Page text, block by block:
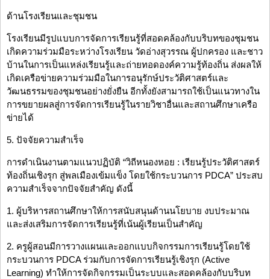
ด้านโรงเรียนและชุมชน
โรงเรียนมีรูปแบบการจัดการเรียนรู้ที่สอดคล้องกับบริบทของชุมชน
เกิดความร่วมมือระหว่างโรงเรียน วัดอ่างสุวรรณ ผู้ปกครอง และชาว
บ้านในการเป็นแหล่งเรียนรู้และถ่ายทอดองค์ความรู้ท้องถิ่น ส่งผลให้
เกิดเครือข่ายความร่วมมือในการอนุรักษ์ประวัติศาสตร์และ
วัฒนธรรมของชุมชนอย่างยั่งยืน อีกทั้งยังสามารถใช้เป็นแนวทางใน
การขยายผลสู่การจัดการเรียนรู้ในรายวิชาอื่นและสถานศึกษาเครือ
ข่ายได้
5. ปัจจัยความสำเร็จ
การดำเนินงานตามแนวปฏิบัติ “วิถีหนองหอย : เรียนรู้ประวัติศาสตร์
ท้องถิ่นเชิงรุก สู่พลเมืองเข้มแข็ง โดยใช้กระบวนการ PDCA” ประสบ
ความสำเร็จจากปัจจัยสำคัญ ดังนี้
1. ผู้บริหารสถานศึกษาให้การสนับสนุนด้านนโยบาย งบประมาณ
และส่งเสริมการจัดการเรียนรู้ที่เน้นผู้เรียนเป็นสำคัญ
2. ครูผู้สอนมีการวางแผนและออกแบบกิจกรรมการเรียนรู้โดยใช้
กระบวนการ PDCA ร่วมกับการจัดการเรียนรู้เชิงรุก (Active
Learning) ทำให้การจัดกิจกรรมเป็นระบบและสอดคล้องกับบริบท